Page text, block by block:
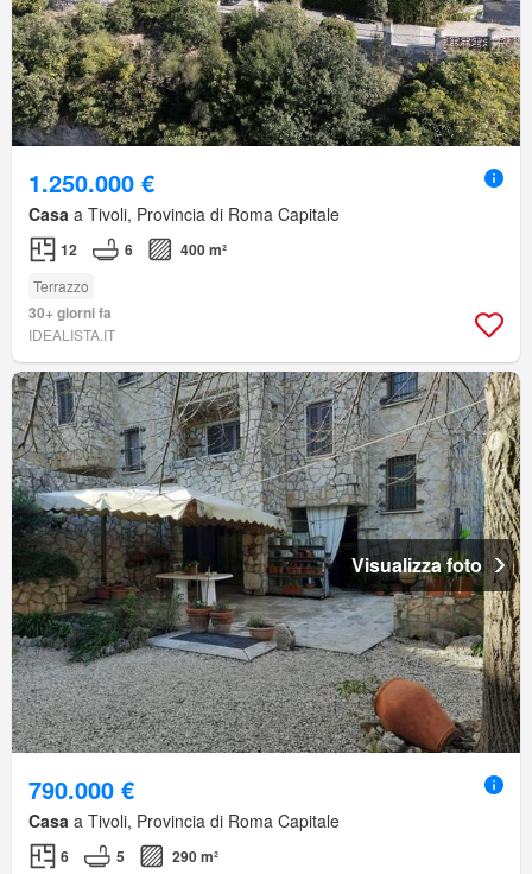
1.250.000 €
Casa a Tivoli, Provincia di Roma Capitale
12 6 400 m²
Terrazzo
30+ giorni fa
IDEALISTA.IT
Visualizza foto
790.000 €
Casa a Tivoli, Provincia di Roma Capitale
6 5 290 m²